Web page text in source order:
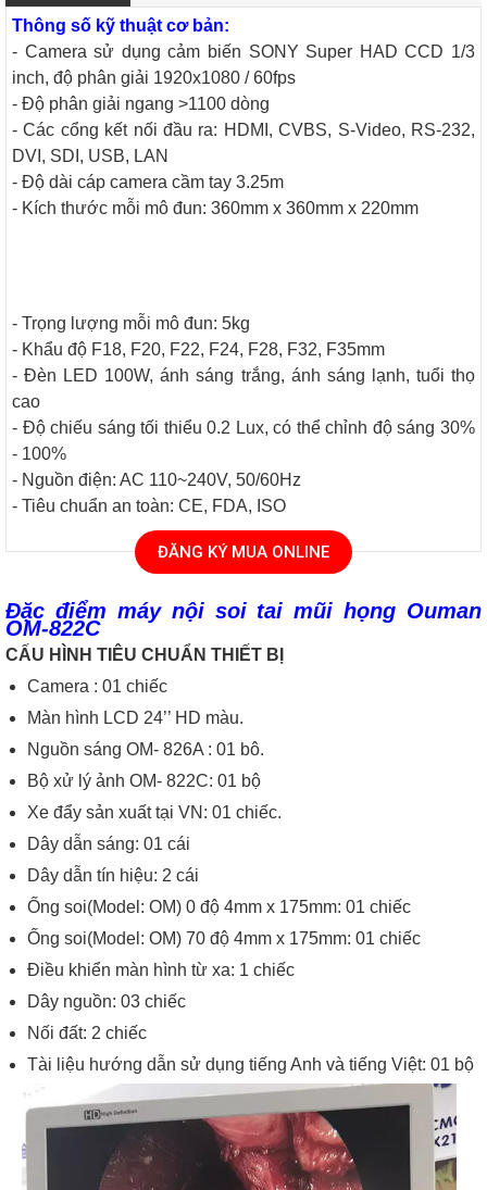
Thông số kỹ thuật cơ bản:
- Camera sử dụng cảm biến SONY Super HAD CCD 1/3
inch, độ phân giải 1920x1080 / 60fps
- Độ phân giải ngang >1100 dòng
- Các cổng kết nối đầu ra: HDMI, CVBS, S-Video, RS-232,
DVI, SDI, USB, LAN
- Độ dài cáp camera cầm tay 3.25m
- Kích thước mỗi mô đun: 360mm x 360mm x 220mm
- Trọng lượng mỗi mô đun: 5kg
- Khẩu độ F18, F20, F22, F24, F28, F32, F35mm
- Đèn LED 100W, ánh sáng trắng, ánh sáng lạnh, tuổi thọ
cao
- Độ chiếu sáng tối thiểu 0.2 Lux, có thể chỉnh độ sáng 30%
- 100%
- Nguồn điện: AC 110~240V, 50/60Hz
- Tiêu chuẩn an toàn: CE, FDA, ISO
ĐĂNG KÝ MUA ONLINE
Đặc điểm máy nội soi tai mũi họng Ouman
OM-822C
CẤU HÌNH TIÊU CHUẨN THIẾT BỊ
Camera : 01 chiếc
Màn hình LCD 24’’ HD màu.
Nguồn sáng OM- 826A : 01 bô.
Bộ xử lý ảnh OM- 822C: 01 bộ
Xe đẩy sản xuất tại VN: 01 chiếc.
Dây dẫn sáng: 01 cái
Dây dẫn tín hiệu: 2 cái
Ống soi(Model: OM) 0 độ 4mm x 175mm: 01 chiếc
Ống soi(Model: OM) 70 độ 4mm x 175mm: 01 chiếc
Điều khiển màn hình từ xa: 1 chiếc
Dây nguồn: 03 chiếc
Nối đất: 2 chiếc
Tài liệu hướng dẫn sử dụng tiếng Anh và tiếng Việt: 01 bộ